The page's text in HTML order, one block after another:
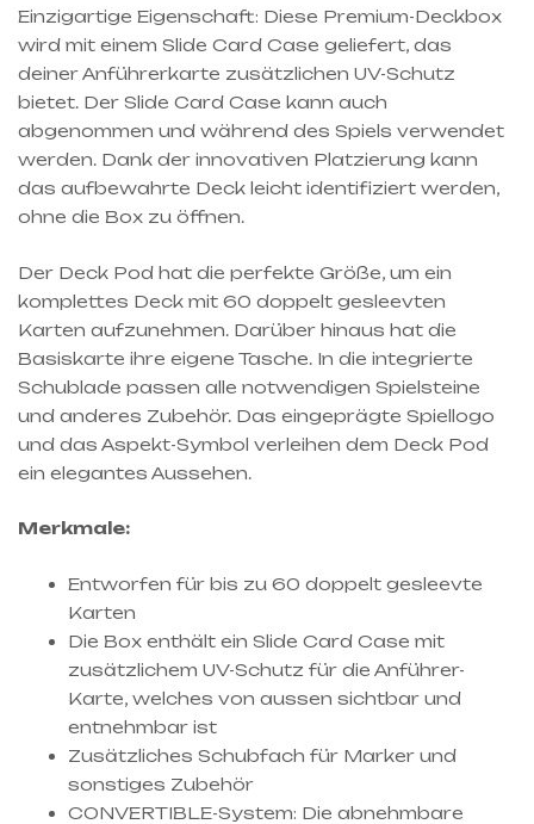
Einzigartige Eigenschaft: Diese Premium-Deckbox
wird mit einem Slide Card Case geliefert, das
deiner Anführerkarte zusätzlichen UV-Schutz
bietet. Der Slide Card Case kann auch
abgenommen und während des Spiels verwendet
werden. Dank der innovativen Platzierung kann
das aufbewahrte Deck leicht identifiziert werden,
ohne die Box zu öffnen.
Der Deck Pod hat die perfekte Größe, um ein
komplettes Deck mit 60 doppelt gesleevten
Karten aufzunehmen. Darüber hinaus hat die
Basiskarte ihre eigene Tasche. In die integrierte
Schublade passen alle notwendigen Spielsteine
und anderes Zubehör. Das eingeprägte Spiellogo
und das Aspekt-Symbol verleihen dem Deck Pod
ein elegantes Aussehen.
Merkmale:
Entworfen für bis zu 60 doppelt gesleevte
Karten
Die Box enthält ein Slide Card Case mit
zusätzlichem UV-Schutz für die Anführer-
Karte, welches von aussen sichtbar und
entnehmbar ist
Zusätzliches Schubfach für Marker und
sonstiges Zubehör
CONVERTIBLE-System: Die abnehmbare